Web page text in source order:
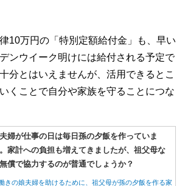
10万円の「特別定額給付金」も、早い
ンウイーク明けには給付される予定で
分とはいえませんが、活用できるとこ
くことで自分や家族を守ることにつな
婦が仕事の日は毎日孫の夕飯を作っていま
家計への負担も増えてきましたが、祖父母な
償で協力するのが普通でしょうか？
きの娘夫婦を助けるために、祖父母が孫の夕飯を作る家